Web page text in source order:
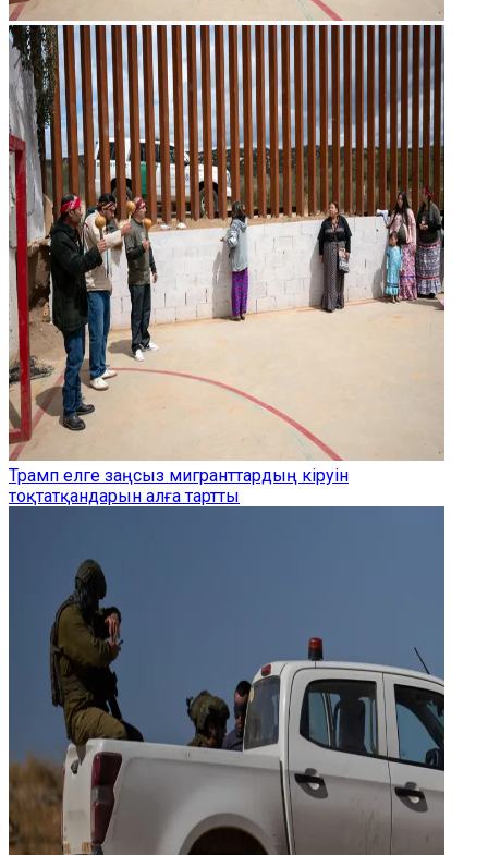
Трамп елге заңсыз мигранттардың кіруін
тоқтатқандарын алға тартты